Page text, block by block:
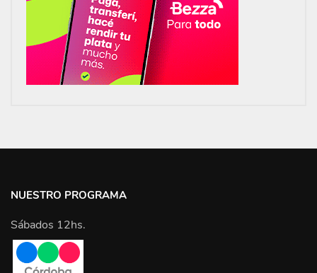
NUESTRO PROGRAMA
Sábados 12hs.